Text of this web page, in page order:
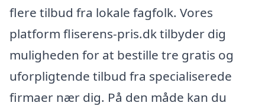
flere tilbud fra lokale fagfolk. Vores
platform fliserens-pris.dk tilbyder dig
muligheden for at bestille tre gratis og
uforpligtende tilbud fra specialiserede
firmaer nær dig. På den måde kan du